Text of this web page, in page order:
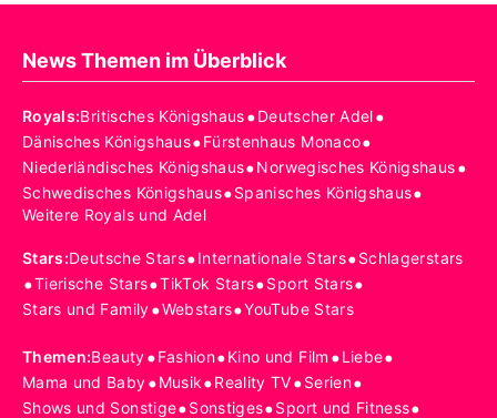
News Themen im Überblick
Royals:Britisches Königshaus•Deutscher Adel•
Dänisches Königshaus•Fürstenhaus Monaco•
Niederländisches Königshaus•Norwegisches Königshaus•
Schwedisches Königshaus•Spanisches Königshaus•
Weitere Royals und Adel
Stars:Deutsche Stars•Internationale Stars•Schlagerstars
•Tierische Stars•TikTok Stars•Sport Stars•
Stars und Family•Webstars•YouTube Stars
Themen:Beauty•Fashion•Kino und Film •Liebe•
Mama und Baby•Musik•Reality TV•Serien•
Shows und Sonstige•Sonstiges•Sport und Fitness•